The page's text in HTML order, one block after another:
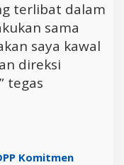
terlibat dalam
sama
saya kawal
direksi
tegas
Komitmen